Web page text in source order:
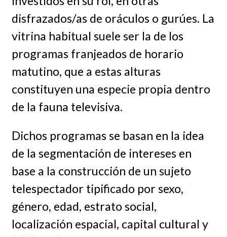
disfrazados/as de oráculos o gurúes. La
vitrina habitual suele ser la de los
programas franjeados de horario
matutino, que a estas alturas
constituyen una especie propia dentro
de la fauna televisiva.
Dichos programas se basan en la idea
de la segmentación de intereses en
base a la construcción de un sujeto
telespectador tipificado por sexo,
género, edad, estrato social,
localización espacial, capital cultural y